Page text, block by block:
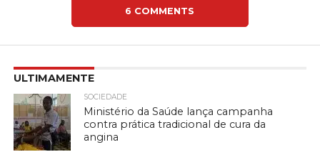
6 COMMENTS
ULTIMAMENTE
SOCIEDADE
Ministério da Saúde lança campanha
contra prática tradicional de cura da
angina